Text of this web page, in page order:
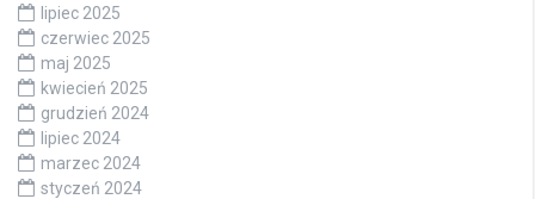
lipiec 2025
czerwiec 2025
maj 2025
kwiecień 2025
grudzień 2024
lipiec 2024
marzec 2024
styczeń 2024